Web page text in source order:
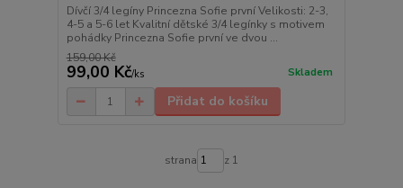
Dívčí 3/4 legíny Princezna Sofie první Velikosti: 2-3,
4-5 a 5-6 let Kvalitní dětské 3/4 legínky s motivem
pohádky Princezna Sofie první ve dvou ...
159,00 Kč
99,00 Kč/ks Skladem
Přidat do košíku
strana z 1